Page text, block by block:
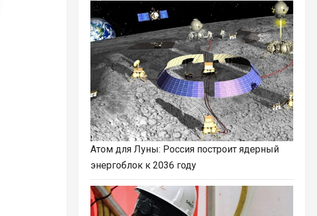
Атом для Луны: Россия построит ядерный
энергоблок к 2036 году